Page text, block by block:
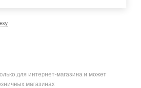
для интернет-магазина и может
магазинах